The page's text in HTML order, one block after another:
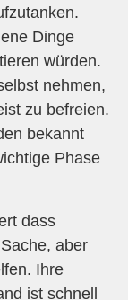
Dinge
würden.
nehmen,
zu befreien.
bekannt
Phase
dass
aber
Ihre
ist schnell